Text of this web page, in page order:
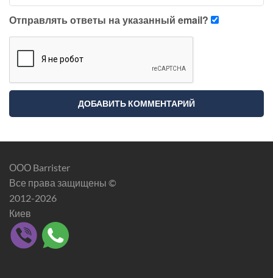
Отправлять ответы на указанный email?
ООО Barrister
Все права защищены ©
2012-2026
Киев